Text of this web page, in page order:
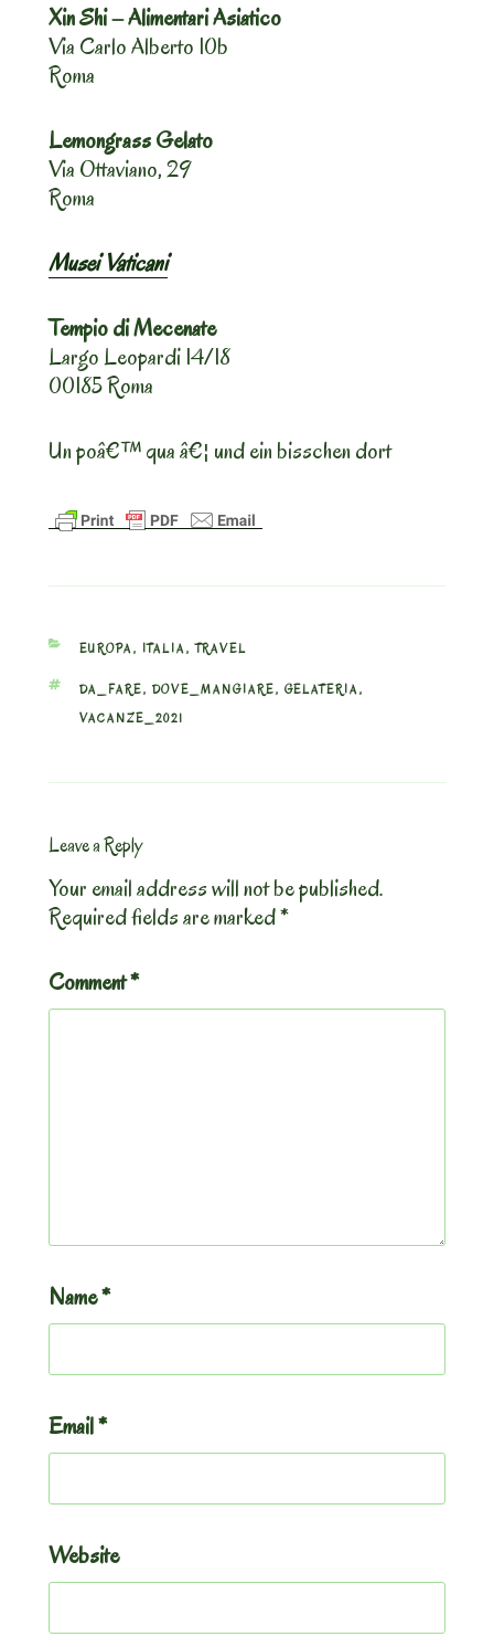
Xin Shi – Alimentari Asiatico
Via Carlo Alberto 10b
Roma
Lemongrass Gelato
Via Ottaviano, 29
Roma
Musei Vaticani
Tempio di Mecenate
Largo Leopardi 14/18
00185 Roma
Un poâ€™ qua â€¦ und ein bisschen dort
CATEGORIES
EUROPA, ITALIA,TRAVEL
TAGS
DA_FARE, DOVE_MANGIARE, GELATERIA,
VACANZE_2021
Leave a Reply
Your email address will not be published.
Required fields are marked*
Comment*
Name*
Email*
Website